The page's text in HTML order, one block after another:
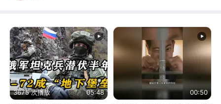
3675 次播放 05:48 00:50